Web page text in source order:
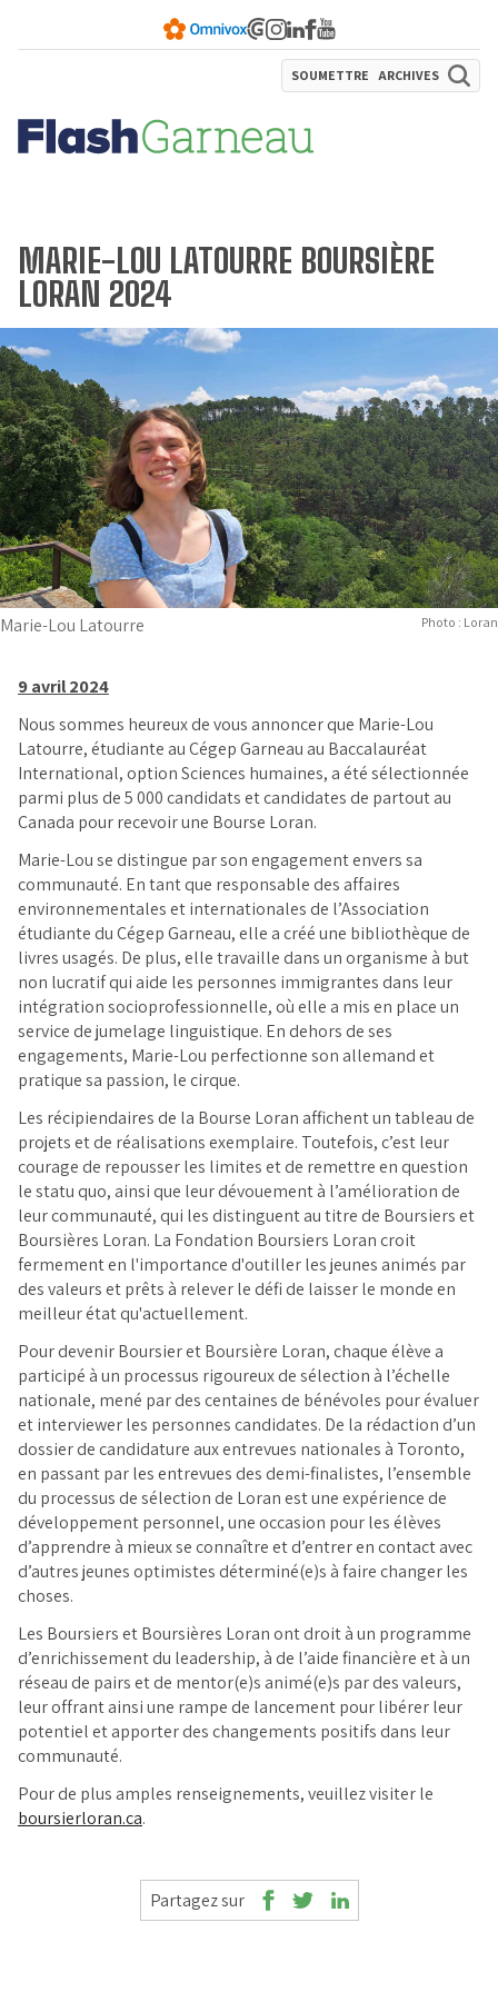
SOUMETTRE ARCHIVES
MARIE-LOU LATOURRE BOURSIÈRE
LORAN 2024
Marie-Lou Latourre Photo : Loran
9 avril 2024
Nous sommes heureux de vous annoncer que Marie-Lou
Latourre, étudiante au Cégep Garneau au Baccalauréat
International, option Sciences humaines, a été sélectionnée
parmi plus de 5 000 candidats et candidates de partout au
Canada pour recevoir une Bourse Loran.
Marie-Lou se distingue par son engagement envers sa
communauté. En tant que responsable des affaires
environnementales et internationales de l’Association
étudiante du Cégep Garneau, elle a créé une bibliothèque de
livres usagés. De plus, elle travaille dans un organisme à but
non lucratif qui aide les personnes immigrantes dans leur
intégration socioprofessionnelle, où elle a mis en place un
service de jumelage linguistique. En dehors de ses
engagements, Marie-Lou perfectionne son allemand et
pratique sa passion, le cirque.
Les récipiendaires de la Bourse Loran affichent un tableau de
projets et de réalisations exemplaire. Toutefois, c’est leur
courage de repousser les limites et de remettre en question
le statu quo, ainsi que leur dévouement à l’amélioration de
leur communauté, qui les distinguent au titre de Boursiers et
Boursières Loran. La Fondation Boursiers Loran croit
fermement en l'importance d'outiller les jeunes animés par
des valeurs et prêts à relever le défi de laisser le monde en
meilleur état qu'actuellement.
Pour devenir Boursier et Boursière Loran, chaque élève a
participé à un processus rigoureux de sélection à l’échelle
nationale, mené par des centaines de bénévoles pour évaluer
et interviewer les personnes candidates. De la rédaction d’un
dossier de candidature aux entrevues nationales à Toronto,
en passant par les entrevues des demi-finalistes, l’ensemble
du processus de sélection de Loran est une expérience de
développement personnel, une occasion pour les élèves
d’apprendre à mieux se connaître et d’entrer en contact avec
d’autres jeunes optimistes déterminé(e)s à faire changer les
choses.
Les Boursiers et Boursières Loran ont droit à un programme
d’enrichissement du leadership, à de l’aide financière et à un
réseau de pairs et de mentor(e)s animé(e)s par des valeurs,
leur offrant ainsi une rampe de lancement pour libérer leur
potentiel et apporter des changements positifs dans leur
communauté.
Pour de plus amples renseignements, veuillez visiter le
boursierloran.ca.
Partagez sur